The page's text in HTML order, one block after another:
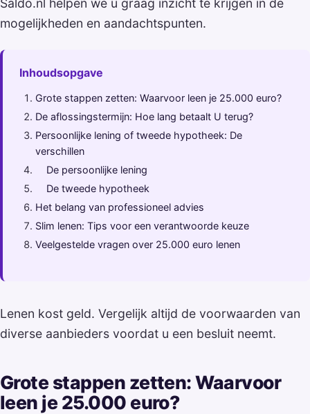
Saldo.nl helpen we u graag inzicht te krijgen in de
mogelijkheden en aandachtspunten.
Inhoudsopgave
Grote stappen zetten: Waarvoor leen je 25.000 euro?
De aflossingstermijn: Hoe lang betaalt U terug?
Persoonlijke lening of tweede hypotheek: De
verschillen
De persoonlijke lening
De tweede hypotheek
Het belang van professioneel advies
Slim lenen: Tips voor een verantwoorde keuze
Veelgestelde vragen over 25.000 euro lenen
Lenen kost geld. Vergelijk altijd de voorwaarden van
diverse aanbieders voordat u een besluit neemt.
Grote stappen zetten: Waarvoor
leen je 25.000 euro?